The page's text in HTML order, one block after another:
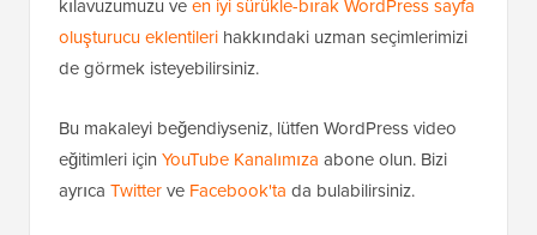
kılavuzumuzu veen iyi sürükle-bırak WordPress sayfa
oluşturucu eklentileri hakkındaki uzman seçimlerimizi
de görmek isteyebilirsiniz.
Bu makaleyi beğendiyseniz, lütfen WordPress video
eğitimleri için YouTube Kanalımıza abone olun. Bizi
ayrıca Twitterve Facebook'ta da bulabilirsiniz.